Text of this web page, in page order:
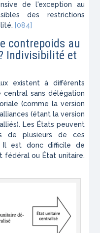
de l'exception au
des restrictions
[084]
contrepoids au
Indivisibilité et
existent à différents
central sans délégation
(comme la version
(étant la version
Les États peuvent
de plusieurs de ces
Il est donc difficile de
fédéral ou État unitaire.